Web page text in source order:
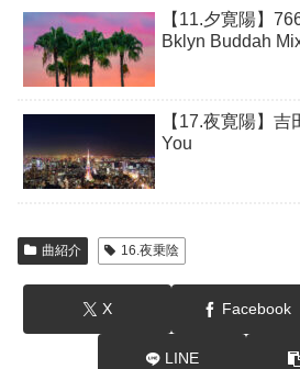
【11.夕寛陽】
Bklyn Buddah
【17.夜寛陽】吉
You
曲紹介 16.夜乗陰
X Facebook
LINE